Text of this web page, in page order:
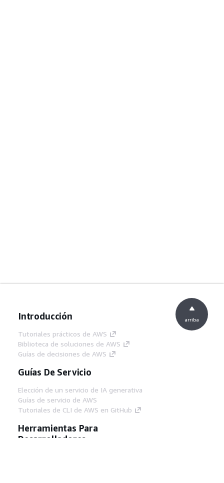
Introducción
Tutoriales prácticos de AWS
Biblioteca de soluciones de AWS
Guías de decisiones de AWS
Guías De Servicio
Elección de un servicio de IA generativa
Guías de servicio de AWS
Tutoriales de CLI de AWS en GitHub
Herramientas Para
Desarrolladores
arriba